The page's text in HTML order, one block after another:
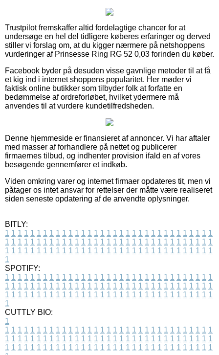
Trustpilot fremskaffer altid fordelagtige chancer for at
undersøge en hel del tidligere køberes erfaringer og derved
stiller vi forslag om, at du kigger nærmere på netshoppens
vurderinger af Prinsesse Ring RG 52 0,03 forinden du køber.
Facebook byder på desuden visse gavnlige metoder til at få
et kig ind i internet shoppens popularitet. Her møder vi
faktisk online butikker som tilbyder folk at forfatte en
bedømmelse af ordreforløbet, hvilket ydermere må
anvendes til at vurdere kundetilfredsheden.
Denne hjemmeside er finansieret af annoncer. Vi har aftaler
med masser af forhandlere på nettet og publicerer
firmaernes tilbud, og indhenter provision ifald en af vores
besøgende gennemfører et indkøb.
Viden omkring varer og internet firmaer opdateres tit, men vi
påtager os intet ansvar for rettelser der måtte være realiseret
siden seneste opdatering af de anvendte oplysninger.
BITLY:
1 1 1 1 1 1 1 1 1 1 1 1 1 1 1 1 1 1 1 1 1 1 1 1 1 1 1 1 1 1 1 1 1
1 1 1 1 1 1 1 1 1 1 1 1 1 1 1 1 1 1 1 1 1 1 1 1 1 1 1 1 1 1 1 1 1
1 1 1 1 1 1 1 1 1 1 1 1 1 1 1 1 1 1 1 1 1 1 1 1 1 1 1 1 1 1 1 1 1
1
SPOTIFY:
1 1 1 1 1 1 1 1 1 1 1 1 1 1 1 1 1 1 1 1 1 1 1 1 1 1 1 1 1 1 1 1 1
1 1 1 1 1 1 1 1 1 1 1 1 1 1 1 1 1 1 1 1 1 1 1 1 1 1 1 1 1 1 1 1 1
1 1 1 1 1 1 1 1 1 1 1 1 1 1 1 1 1 1 1 1 1 1 1 1 1 1 1 1 1 1 1 1 1
1
CUTTLY BIO:
1
1 1 1 1 1 1 1 1 1 1 1 1 1 1 1 1 1 1 1 1 1 1 1 1 1 1 1 1 1 1 1 1 1
1 1 1 1 1 1 1 1 1 1 1 1 1 1 1 1 1 1 1 1 1 1 1 1 1 1 1 1 1 1 1 1 1
1 1 1 1 1 1 1 1 1 1 1 1 1 1 1 1 1 1 1 1 1 1 1 1 1 1 1 1 1 1 1 1 1